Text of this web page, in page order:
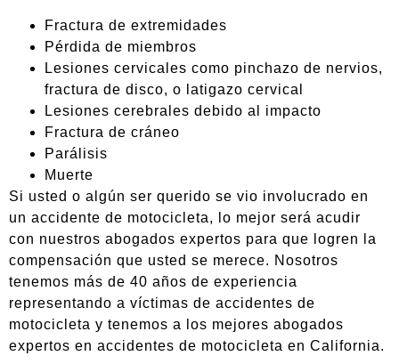
Fractura de extremidades
Pérdida de miembros
Lesiones cervicales como pinchazo de nervios,
fractura de disco, o latigazo cervical
Lesiones cerebrales debido al impacto
Fractura de cráneo
Parálisis
Muerte
Si usted o algún ser querido se vio involucrado en
un accidente de motocicleta, lo mejor será acudir
con nuestros abogados expertos para que logren la
compensación que usted se merece. Nosotros
tenemos más de 40 años de experiencia
representando a víctimas de accidentes de
motocicleta y tenemos a los mejores abogados
expertos en accidentes de motocicleta en California.